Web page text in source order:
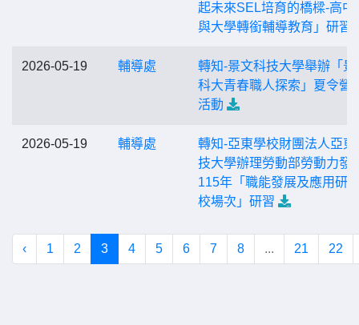
起未來SEL培育的橋樑-高中
與大學轉銜輔導教育」研習
2026-05-19 輔導處
轉知-景文科技大學舉辦「景
科大青春職人探索」夏令營
活動
2026-05-19 輔導處
轉知-亞東學校財團法人亞東
技大學辦理勞動部勞動力發
115年「職能發展及應用研
校場次」研習
‹ 1 2 3 4 5 6 7 8 ... 21 22